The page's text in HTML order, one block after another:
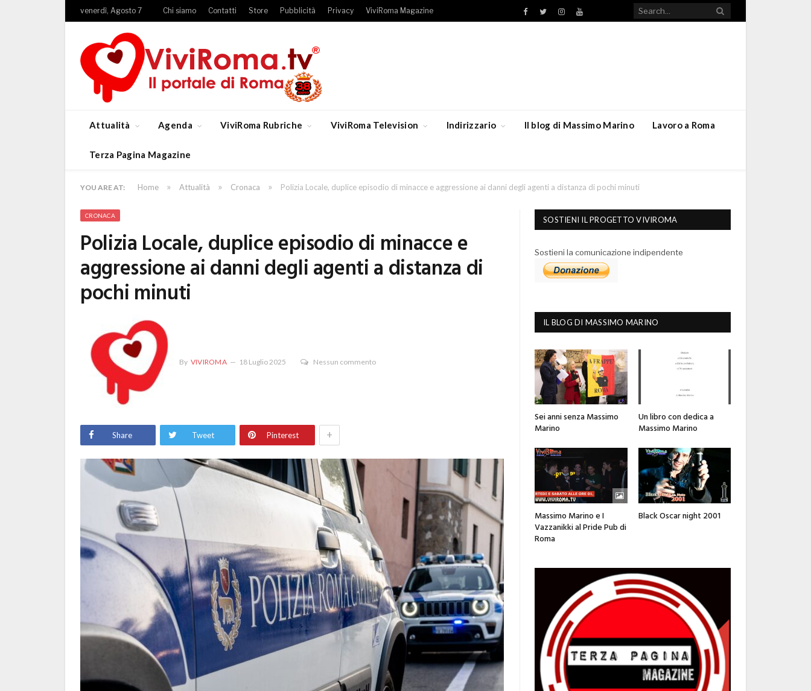
venerdì, Agosto 7 Chi siamo Contatti Store Pubblicità Privacy ViviRoma Magazine Facebook
TwitterInstagramYouTube
Attualità Agenda ViviRoma Rubriche ViviRoma Television Indirizzario Il blog di Massimo Marino Lavoro a Roma
Terza Pagina Magazine
YOU ARE AT: Home » Attualità » Cronaca » Polizia Locale, duplice episodio di minacce e aggressione ai danni degli agenti a distanza di pochi minuti
CRONACA
Polizia Locale, duplice episodio di minacce e
aggressione ai danni degli agenti a distanza di
pochi minuti
By VIVIROMA 18 Luglio 2025 Nessun commento
Share Tweet Pinterest +
SOSTIENI IL PROGETTO VIVIROMA
Sostieni la comunicazione indipendente
IL BLOG DI MASSIMO MARINO
Sei anni senza Massimo
Marino
Un libro con dedica a
Massimo Marino
Massimo Marino e I
Vazzanikki al Pride Pub di
Roma
Black Oscar night 2001